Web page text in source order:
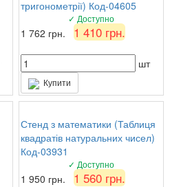
тригонометрії) Код-04605
✓ Доступно
1 762 грн. 1 410 грн.
шт
Купити
Стенд з математики (Таблиця
квадратів натуральних чисел)
Код-03931
✓ Доступно
1 950 грн. 1 560 грн.